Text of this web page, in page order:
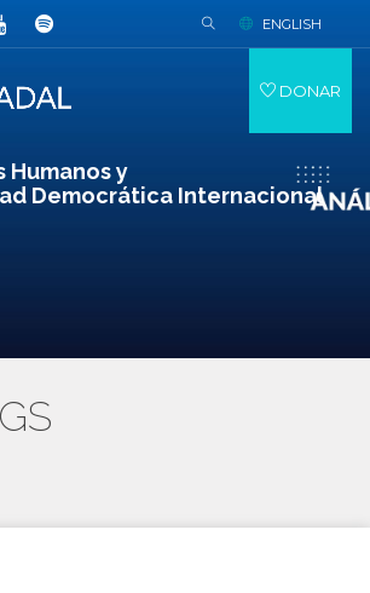
Humanos y
Democrática Internacional
ENGLISH
DONAR